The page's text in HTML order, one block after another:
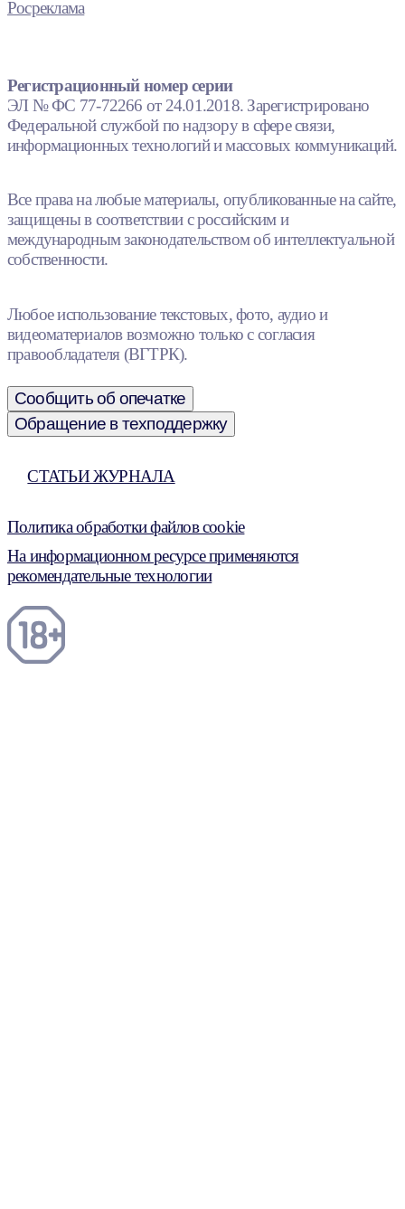
Росреклама
Регистрационный номер серии
ЭЛ № ФС 77-72266 от 24.01.2018. Зарегистрировано
Федеральной службой по надзору в сфере связи,
информационных технологий и массовых коммуникаций.
Все права на любые материалы, опубликованные на сайте,
защищены в соответствии с российским и
международным законодательством об интеллектуальной
собственности.
Любое использование текстовых, фото, аудио и
видеоматериалов возможно только с согласия
правообладателя (ВГТРК).
Сообщить об опечатке
Обращение в техподдержку
СТАТЬИ ЖУРНАЛА
Политика обработки файлов cookie
На информационном ресурсе применяются
рекомендательные технологии